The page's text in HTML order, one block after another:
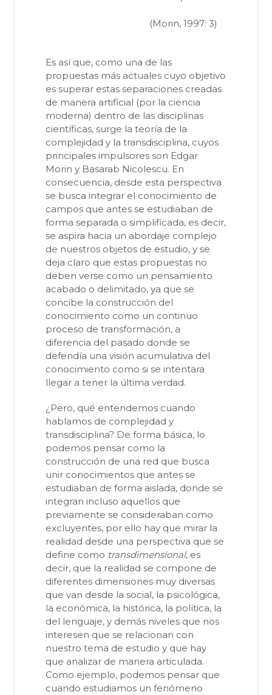
(Morin, 1997: 3)
Es así que, como una de las
propuestas más actuales cuyo objetivo
es superar estas separaciones creadas
de manera artificial (por la ciencia
moderna) dentro de las disciplinas
científicas, surge la teoría de la
complejidad y la transdisciplina, cuyos
principales impulsores son Edgar
Morin y Basarab Nicolescu. En
consecuencia, desde esta perspectiva
se busca integrar el conocimiento de
campos que antes se estudiaban de
forma separada o simplificada, es decir,
se aspira hacia un abordaje complejo
de nuestros objetos de estudio, y se
deja claro que estas propuestas no
deben verse como un pensamiento
acabado o delimitado, ya que se
concibe la construcción del
conocimiento como un continuo
proceso de transformación, a
diferencia del pasado donde se
defendía una visión acumulativa del
conocimiento como si se intentara
llegar a tener la última verdad.
¿Pero, qué entendemos cuando
hablamos de complejidad y
transdisciplina? De forma básica, lo
podemos pensar como la
construcción de una red que busca
unir conocimientos que antes se
estudiaban de forma aislada, donde se
integran incluso aquellos que
previamente se consideraban como
excluyentes, por ello hay que mirar la
realidad desde una perspectiva que se
define como transdimensional, es
decir, que la realidad se compone de
diferentes dimensiones muy diversas
que van desde la social, la psicológica,
la económica, la histórica, la política, la
del lenguaje, y demás niveles que nos
interesen que se relacionan con
nuestro tema de estudio y que hay
que analizar de manera articulada.
Como ejemplo, podemos pensar que
cuando estudiamos un fenómeno